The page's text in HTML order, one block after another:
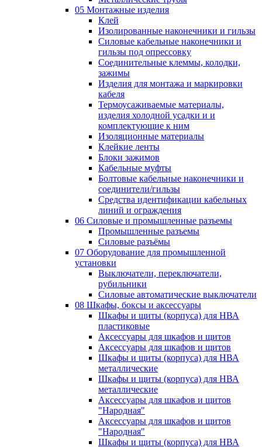
05 Монтажные изделия
Клей
Изолированные наконечники и гильзы
Силовые кабельные наконечники и
гильзы под опрессовку
Соединительные клеммы, колодки,
зажимы
Изделия для монтажа и маркировки
кабеля
Термоусаживаемые материалы,
изделия холодной усадки и и
комплектующие к ним
Изоляционные материалы
Клейкие ленты
Блоки зажимов
Кабельные муфты
Болтовые кабельные наконечники и
соединители/гильзы
Средства идентификации кабельных
линий и ограждения
06 Силовые и промышленные разъемы
Промышленные разъемы
Силовые разъёмы
07 Оборудование для промышленной
установки
Выключатели, переключатели,
рубильники
Силовые автоматические выключатели
08 Шкафы, боксы и аксессуары
Шкафы и щиты (корпуса) для НВА
пластиковые
Аксессуары для шкафов и щитов
Аксессуары для шкафов и щитов
Шкафы и щиты (корпуса) для НВА
металлические
Шкафы и щиты (корпуса) для НВА
металлические
Аксессуары для шкафов и щитов
"Народная"
Аксессуары для шкафов и щитов
"Народная"
Шкафы и щиты (корпуса) для НВА